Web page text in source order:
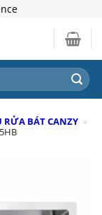
RỬA BÁT CANZY »